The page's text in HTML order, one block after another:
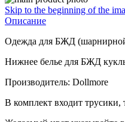
Skip to the beginning of the
Описание
Одежда для БЖД
Нижнее белье для БЖД
Производитель: Dollmore
В комплект входит трусики,